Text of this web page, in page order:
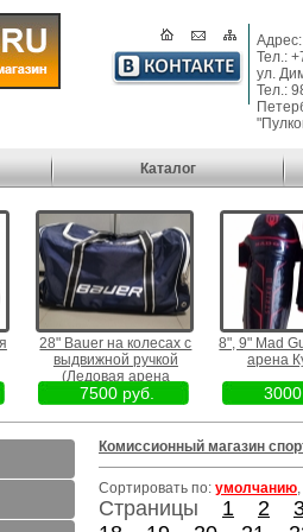
Адрес:
Тел.:
ул.
Тел.:
Каталог
28" Bauer на колесах с
выдвижной ручкой
(Ледовая арена
Пулковские высоты)
7500 руб.
8", 9" Mad
арена
3000
Комиссионный магазин
Сортировать по: умолчанию,
Страницы 1 2